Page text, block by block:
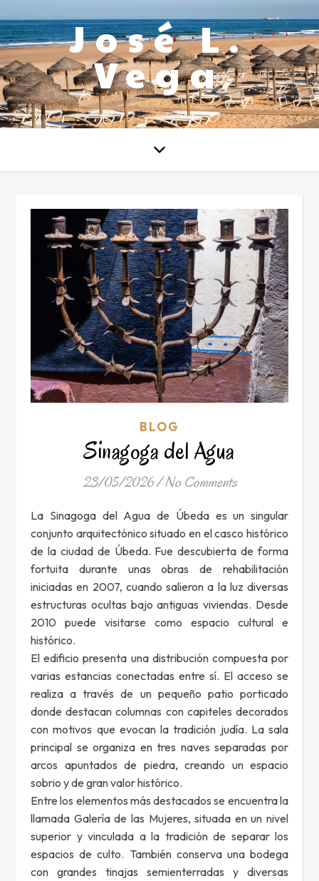
José L.
Vega
BLOG
Sinagoga del Agua
23/05/2026/No Comments
La Sinagoga del Agua de Úbeda es un singular
conjunto arquitectónico situado en el casco histórico
de la ciudad de Úbeda. Fue descubierta de forma
fortuita durante unas obras de rehabilitación
iniciadas en 2007, cuando salieron a la luz diversas
estructuras ocultas bajo antiguas viviendas. Desde
2010 puede visitarse como espacio cultural e
histórico.
El edificio presenta una distribución compuesta por
varias estancias conectadas entre sí. El acceso se
realiza a través de un pequeño patio porticado
donde destacan columnas con capiteles decorados
con motivos que evocan la tradición judía. La sala
principal se organiza en tres naves separadas por
arcos apuntados de piedra, creando un espacio
sobrio y de gran valor histórico.
Entre los elementos más destacados se encuentra la
llamada Galería de las Mujeres, situada en un nivel
superior y vinculada a la tradición de separar los
espacios de culto. También conserva una bodega
con grandes tinajas semienterradas y diversas